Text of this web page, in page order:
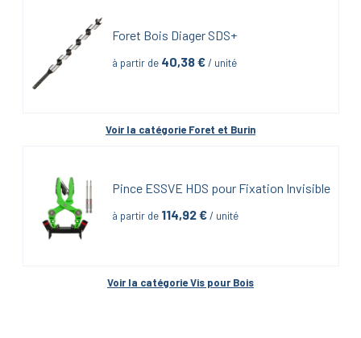
Foret Bois Diager SDS+
à partir de 40,38 € / unité
Voir la catégorie Foret et Burin
Pince ESSVE HDS pour Fixation Invisible
à partir de 114,92 € / unité
Voir la catégorie Vis pour Bois